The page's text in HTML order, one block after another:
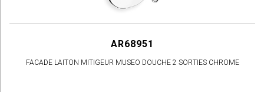
AR68951
FACADE LAITON MITIGEUR MUSEO DOUCHE 2 SORTIES CHROME